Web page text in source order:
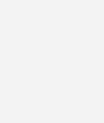
verdrängt
sonder
die Energiegenossen so